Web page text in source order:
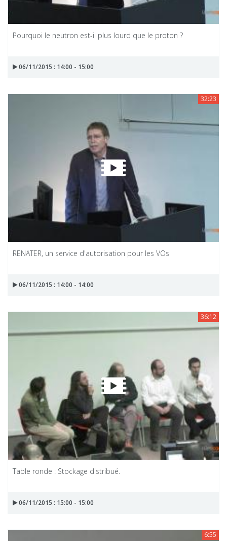
Pourquoi le neutron est-il plus lourd que le proton ?
06/11/2015 : 14:00 - 15:00
32:23
RENATER, un service d'autorisation pour les VOs
06/11/2015 : 14:00 - 14:00
36:12
Table ronde : Stockage distribué.
06/11/2015 : 15:00 - 15:00
6:55